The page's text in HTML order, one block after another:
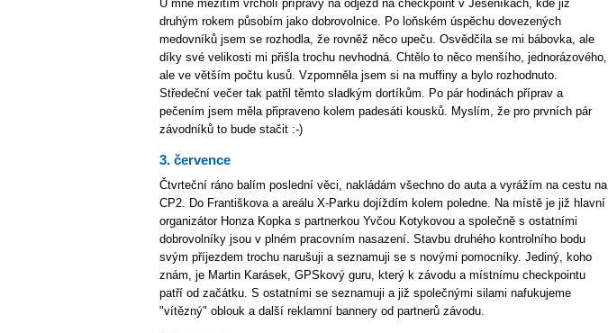
U mne mezitím vrcholí přípravy na odjezd na checkpoint v Jeseníkách, kde již
druhým rokem působím jako dobrovolnice. Po loňském úspěchu dovezených
medovníků jsem se rozhodla, že rovněž něco upeču. Osvědčila se mi bábovka, ale
díky své velikosti mi přišla trochu nevhodná. Chtělo to něco menšího, jednorázového,
ale ve větším počtu kusů. Vzpomněla jsem si na muffiny a bylo rozhodnuto.
Středeční večer tak patřil těmto sladkým dortíkům. Po pár hodinách příprav a
pečením jsem měla připraveno kolem padesáti kousků. Myslím, že pro prvních pár
závodníků to bude stačit :-)
3. července
Čtvrteční ráno balím poslední věci, nakládám všechno do auta a vyrážím na cestu na
CP2. Do Františkova a areálu X-Parku dojíždím kolem poledne. Na místě je již hlavní
organizátor Honza Kopka s partnerkou Yvčou Kotykovou a společně s ostatními
dobrovolníky jsou v plném pracovním nasazení. Stavbu druhého kontrolního bodu
svým příjezdem trochu narušuji a seznamuji se s novými pomocníky. Jediný, koho
znám, je Martin Karásek, GPSkový guru, který k závodu a místnímu checkpointu
patří od začátku. S ostatními se seznamuji a již společnými silami nafukujeme
"vítězný" oblouk a další reklamní bannery od partnerů závodu.